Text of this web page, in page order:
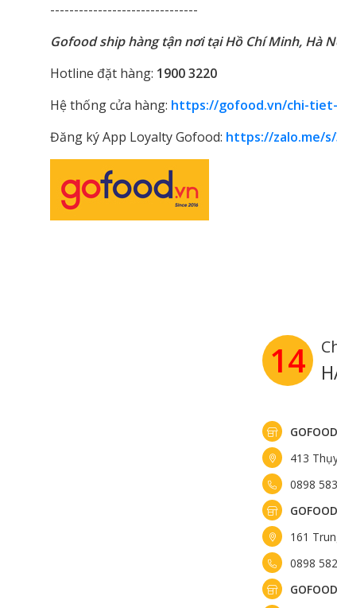
-------------------------------
Gofood ship hàng tận nơi tại Hồ Chí Minh, Hà
Hotline đặt hàng: 1900 3220
Hệ thống cửa hàng: https://gofood.vn/chi-
Đăng ký App Loyalty Gofood: https://zalo.me/s/
14
413
0898
161
0898